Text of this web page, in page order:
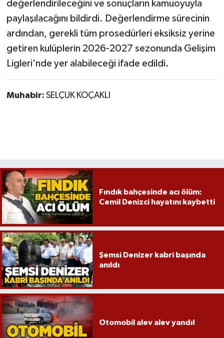
değerlendirileceğini ve sonuçların kamuoyuyla
paylaşılacağını bildirdi. Değerlendirme sürecinin
ardından, gerekli tüm prosedürleri eksiksiz yerine
getiren kulüplerin 2026-2027 sezonunda Gelişim
Ligleri'nde yer alabileceği ifade edildi.
Muhabir: SELÇUK KOÇAKLI
Fındık bahçesinde acı ölüm:
Cemil Denizci hayatını kaybetti
Şemsi Denizer kabri başında
anıldı
Otomobil alev alev yandı!